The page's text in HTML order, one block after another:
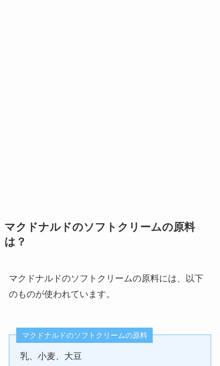
マクドナルドのソフトクリームの原料
は？
マクドナルドのソフトクリームの原料には、以下
のものが使われています。
マクドナルドのソフトクリームの原料
乳、小麦、大豆